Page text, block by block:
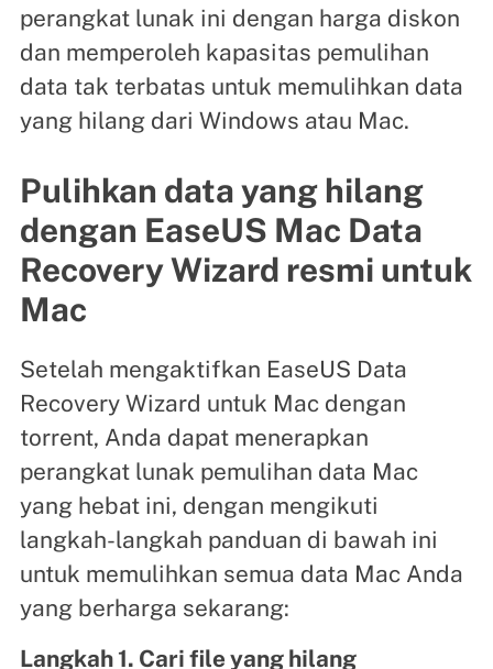
perangkat lunak ini dengan harga diskon
dan memperoleh kapasitas pemulihan
data tak terbatas untuk memulihkan data
yang hilang dari Windows atau Mac.
Pulihkan data yang hilang
dengan EaseUS Mac Data
Recovery Wizard resmi untuk
Mac
Setelah mengaktifkan EaseUS Data
Recovery Wizard untuk Mac dengan
torrent, Anda dapat menerapkan
perangkat lunak pemulihan data Mac
yang hebat ini, dengan mengikuti
langkah-langkah panduan di bawah ini
untuk memulihkan semua data Mac Anda
yang berharga sekarang:
Langkah 1. Cari file yang hilang